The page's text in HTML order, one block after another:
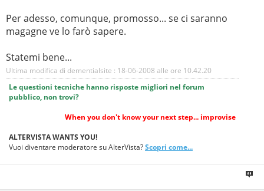
Per adesso, comunque, promosso... se ci saranno
magagne ve lo farò sapere.
Statemi bene...
Ultima modifica di dementialsite : 18-06-2008 alle ore 10.42.20
Le questioni tecniche hanno risposte migliori nel forum
pubblico, non trovi?
When you don't know your next step... improvise
ALTERVISTA WANTS YOU!
Vuoi diventare moderatore su AlterVista?Scopri come...